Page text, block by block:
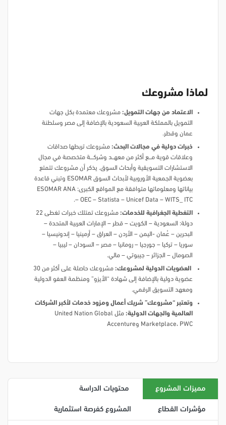
لماذا مشروعك
الاعتماد من جهات التمويل: مشروعك معتمدة بكل جهات
التمويل بالمملكة العربية السعودية بالإضافة إلى مصر وسلطنة
عمان وقطر.
خبرات دولية في مجالات البحث: مشروعك تربطها صداقات
وعلاقات قوية مـــــع أكثر من معهــــد وشركــــــة متخصصة في مجال
الاستشارات التسويقية وأبحاث السوق. يذكر أن مشروعك تتمتع
بعضوية الجمعية الأوروبية لأبحاث السوق ESOMAR وتبني قاعدة
بياناتها ومعلوماتها متوافقة مع المواقع الكبرى: ESOMAR ANA
– OEC – Statista – Unicef Data – WITS_ ITC.
التغطية الجغرافية للخدمات:
مشروعك تمتلك خبرات تغطى 22
دولة: السعودية – الكويت – قطر – الإمارات العربية المتحدة –
البحرين – عُمان -اليمن – الأردن – العراق – أرمينيا – إندونيسيا –
سوريا – تركيا – جورجيا – رومانيا – مصر – السودان – ليبيا –
الصومال – الجزائر – جيبوتي – مالي.
العضويات الدولية لمشروعك:
مشروعك حاصلة على أكثر من 30
عضوية دولية بالإضافة إلى شهادة “الأيزو” ومنظمة العفو الدولية
ومعهد التسويق الرقمي.
وتعتبر “مشروعك” شريك أعمال ومزود خدمات لأكبر الشركات
العالمية والجهات الدولية:
مثل United Nation Global
Marketplace، PWC وAccenture
مميزات المشروع محتويات الدراسة
مؤشرات القطاع المشروع كفرصة استثمارية